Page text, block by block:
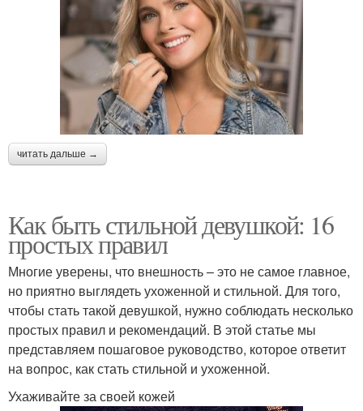
читать дальше →
Как быть стильной девушкой: 16
простых правил
Многие уверены, что внешность – это не самое главное,
но приятно выглядеть ухоженной и стильной. Для того,
чтобы стать такой девушкой, нужно соблюдать несколько
простых правил и рекомендаций. В этой статье мы
представляем пошаговое руководство, которое ответит
на вопрос, как стать стильной и ухоженной.
Ухаживайте за своей кожей